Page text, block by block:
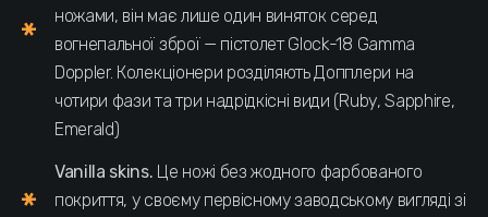
ножами, він має лише один виняток серед
вогнепальної зброї — пістолет Glock-18 Gamma
Doppler. Колекціонери розділяють Допплери на
чотири фази та три надрідкісні види (Ruby, Sapphire,
Emerald)
Vanilla skins. Це ножі без жодного фарбованого
покриття, у своєму первісному заводському вигляді зі